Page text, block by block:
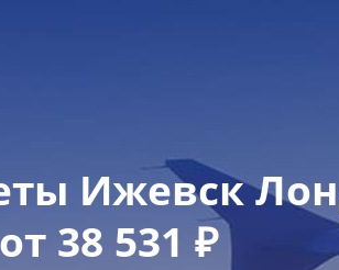
Ижевск
от 38 531 ₽